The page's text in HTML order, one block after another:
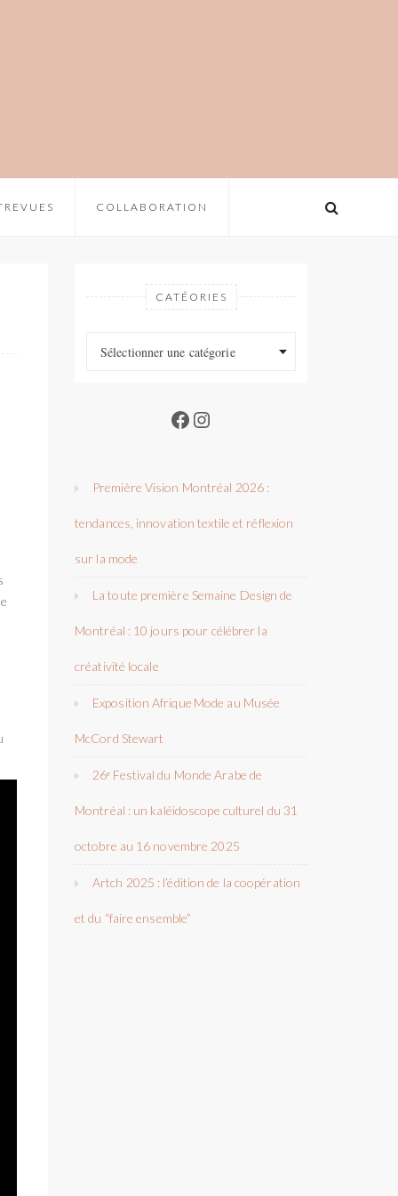
COLLABORATION
CATÉORIES
Sélectionner une catégorie
Facebook
Instagram
Première Vision Montréal 2026 :
tendances, innovation textile et réflexion
sur la mode
La toute première Semaine Design de
Montréal : 10 jours pour célébrer la
créativité locale
Exposition Afrique Mode au Musée
McCord Stewart
26ᵉ Festival du Monde Arabe de
Montréal : un kaléidoscope culturel du 31
octobre au 16 novembre 2025
Artch 2025 : l’édition de la coopération
et du “faire ensemble”